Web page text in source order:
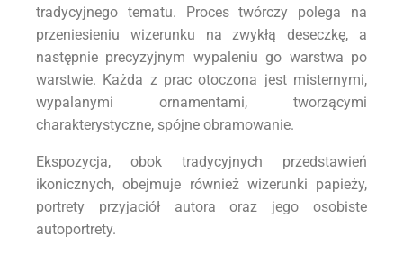
tradycyjnego tematu. Proces twórczy polega na
przeniesieniu wizerunku na zwykłą deseczkę, a
następnie precyzyjnym wypaleniu go warstwa po
warstwie. Każda z prac otoczona jest misternymi,
wypalanymi ornamentami, tworzącymi
charakterystyczne, spójne obramowanie.
Ekspozycja, obok tradycyjnych przedstawień
ikonicznych, obejmuje również wizerunki papieży,
portrety przyjaciół autora oraz jego osobiste
autoportrety.